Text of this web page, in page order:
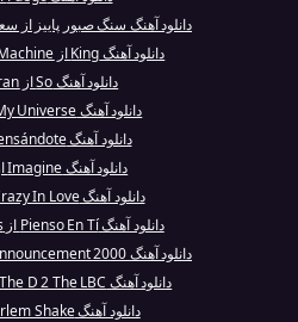
دانلود آهنگ سنگ صبور پاییز
دانلود آهنگ King از Florence + The Machine
دانلود آهنگ So از Ed Sheeran
دانلود آهنگ My Universe از Coldplay
دانلود آهنگ Pensándote از Noriel
دانلود آهنگ Imagine از Doja Cat
دانلود آهنگ Crazy In Love از Beyoncé
دانلود آهنگ Pienso En Tí از Enrique Iglesias
دانلود آهنگ Public Service Announcement 2000 از...
دانلود آهنگ From The D 2 The LBC از Eminem
دانلود آهنگ Harlem Shake از Future